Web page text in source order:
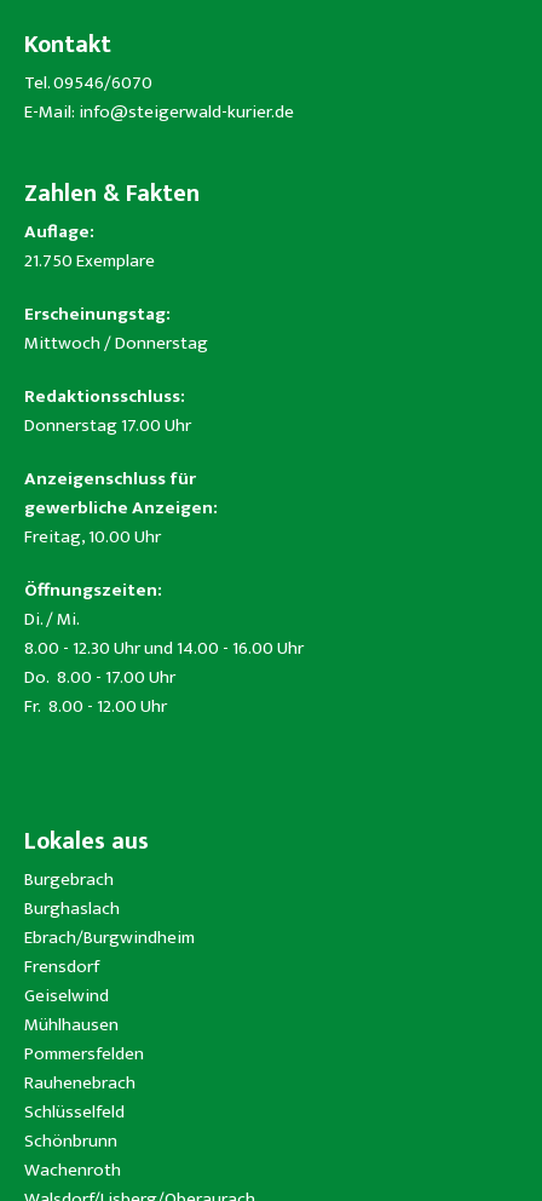
Kontakt
Tel. 09546/6070
E-Mail: info@steigerwald-kurier.de
Zahlen & Fakten
Auflage:
21.750 Exemplare
Erscheinungstag:
Mittwoch / Donnerstag
Redaktionsschluss:
Donnerstag 17.00 Uhr
Anzeigenschluss für
gewerbliche Anzeigen:
Freitag, 10.00 Uhr
Öffnungszeiten:
Di. / Mi.
8.00 - 12.30 Uhr und 14.00 - 16.00 Uhr
Do. 8.00 - 17.00 Uhr
Fr. 8.00 - 12.00 Uhr
Lokales aus
Burgebrach
Burghaslach
Ebrach/Burgwindheim
Frensdorf
Geiselwind
Mühlhausen
Pommersfelden
Rauhenebrach
Schlüsselfeld
Schönbrunn
Wachenroth